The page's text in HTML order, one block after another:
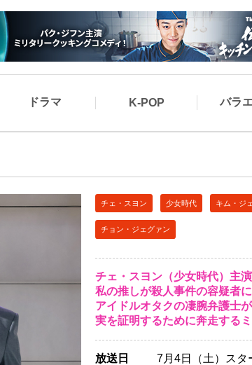
ドラマ K-POP バラ
チェ・スヨン 少女時代 キム・ジ
チョン・ジェグァン
チェ・スヨン（少女時代）主
私の推しが殺人事件の容疑者
アイドルオタクの凄腕弁護士
実を証明するために奔走する
放送日
7月4日（土）スタ